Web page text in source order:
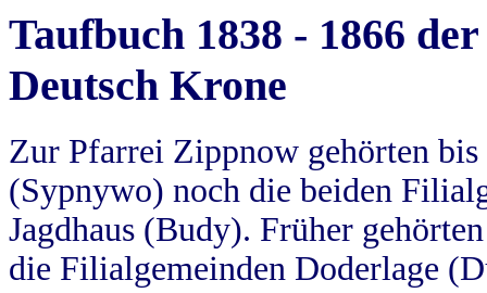
Taufbuch 1838 - 1866
Deutsch Krone
Zur Pfarrei Zippnow gehörten
(Sypnywo) noch die beiden
Jagdhaus (Budy). Früher
die Filialgemeinden Doderlage